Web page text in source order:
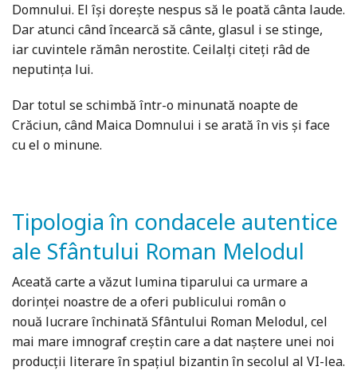
Domnului. El își doreşte nespus să le poată cânta laude.
Dar atunci când încearcă să cânte, glasul i se stinge,
iar cuvintele rămân nerostite. Ceilalţi citeţi râd de
neputinţa lui.
Dar totul se schimbă într-o minunată noapte de
Crăciun, când Maica Domnului i se arată în vis și face
cu el o minune.
Tipologia în condacele autentice
ale Sfântului Roman Melodul
Aceată carte a văzut lumina tiparului ca urmare a
dorinței noastre de a oferi publicului român o
nouă lucrare închinată Sfântului Roman Melodul, cel
mai mare imnograf creștin care a dat naștere unei noi
producții literare în spațiul bizantin în secolul al VI-lea.